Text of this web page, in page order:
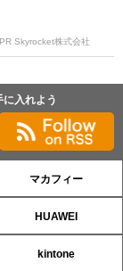
PR Skyrocket株式会社
入れよう
マカフィー
HUAWEI
kintone